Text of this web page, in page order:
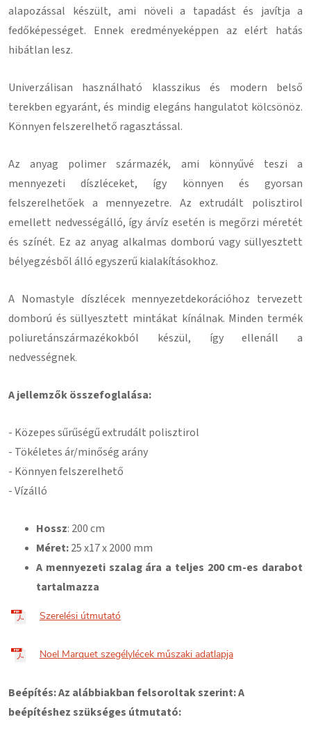
alapozással készült, ami növeli a tapadást és javítja a
fedőképességet. Ennek eredményeképpen az elért hatás
hibátlan lesz.
Univerzálisan használható klasszikus és modern belső
terekben egyaránt, és mindig elegáns hangulatot kölcsönöz.
Könnyen felszerelhető ragasztással.
Az anyag polimer származék, ami könnyűvé teszi a
mennyezeti díszléceket, így könnyen és gyorsan
felszerelhetőek a mennyezetre. Az extrudált polisztirol
emellett nedvességálló, így árvíz esetén is megőrzi méretét
és színét. Ez az anyag alkalmas domború vagy süllyesztett
bélyegzésből álló egyszerű kialakításokhoz.
A Nomastyle díszlécek mennyezetdekorációhoz tervezett
domború és süllyesztett mintákat kínálnak. Minden termék
poliuretánszármazékokból készül, így ellenáll a
nedvességnek.
A jellemzők összefoglalása:
- Közepes sűrűségű extrudált polisztirol
- Tökéletes ár/minőség arány
- Könnyen felszerelhető
- Vízálló
Hossz: 200 cm
Méret:25x17 x 2000 mm
A mennyezeti szalag ára a teljes 200 cm-es darabot
tartalmazza
Szerelési útmutató
Noel Marquet szegélylécek műszaki adatlapja
Beépítés: Az alábbiakban felsoroltak szerint: A
beépítéshez szükséges útmutató: